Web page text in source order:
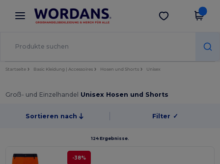
× Wordans App
Bessere Preise in der App!
App holen
Startseite Basic Kleidung | Accessoires Hosen und Shorts Unisex
Groß- und Einzelhandel Unisex Hosen und Shorts
Sortieren nach Filter ✓
124 Ergebnisse.
-38%